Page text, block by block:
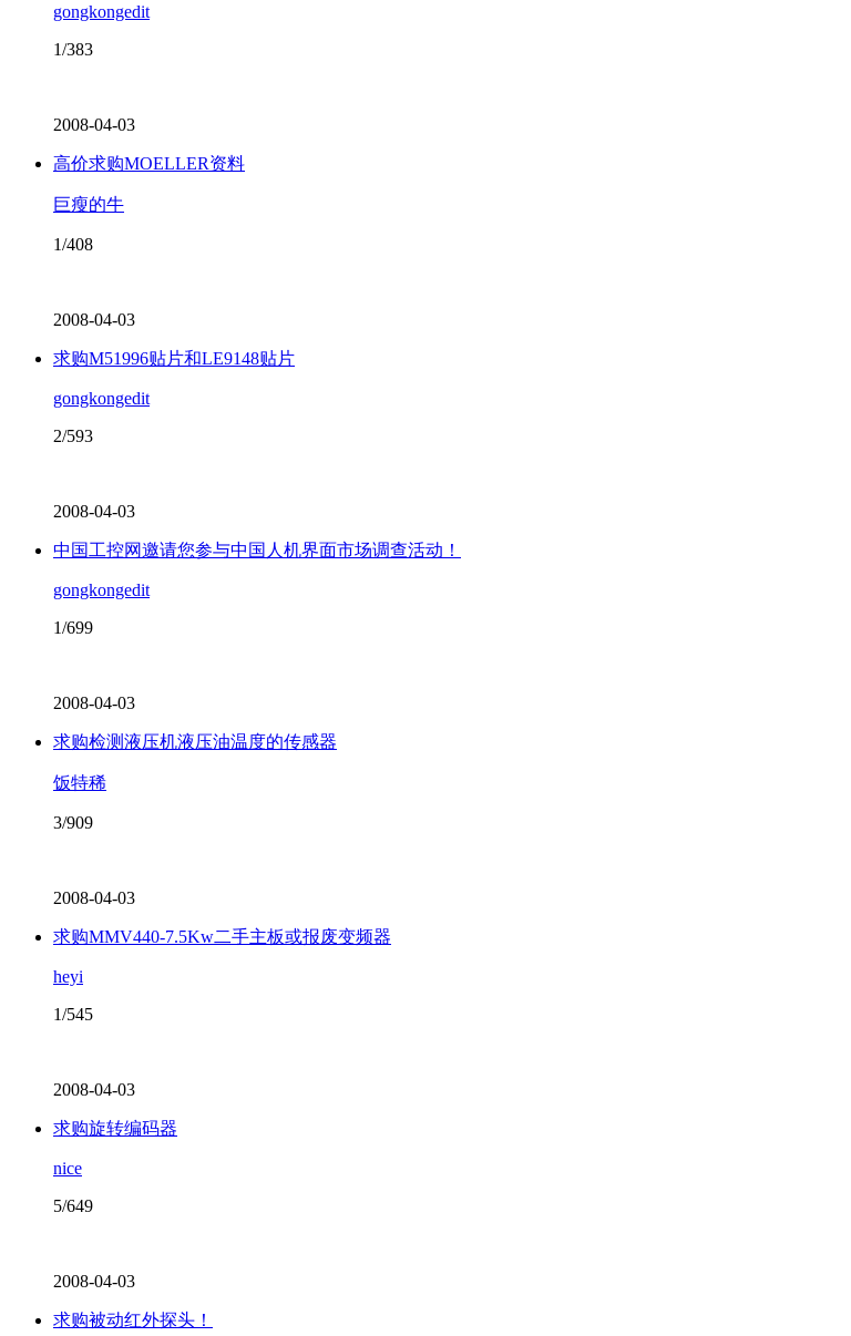
gongkongedit
1/383
2008-04-03
高价求购MOELLER资料
巨瘦的牛
1/408
2008-04-03
求购M51996贴片和LE9148贴片
gongkongedit
2/593
2008-04-03
中国工控网邀请您参与中国人机界面市场调查活动！
gongkongedit
1/699
2008-04-03
求购检测液压机液压油温度的传感器
饭特稀
3/909
2008-04-03
求购MMV440-7.5Kw二手主板或报废变频器
heyi
1/545
2008-04-03
求购旋转编码器
nice
5/649
2008-04-03
求购被动红外探头！